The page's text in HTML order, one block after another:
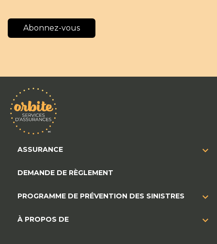
Abonnez-vous
ASSURANCE
DEMANDE DE RÈGLEMENT
PROGRAMME DE PRÉVENTION DES SINISTRES
À PROPOS DE